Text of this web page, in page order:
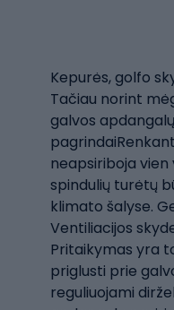
Kepurės, golfo
Tačiau norint
galvos
neapsiriboja vien
spindulių turėtų
klimato šalyse.
Ventiliacijos
Pritaikymas yra
priglusti prie
reguliuojami